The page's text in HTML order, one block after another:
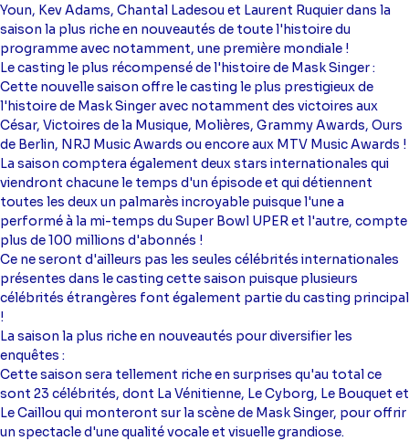
Youn, Kev Adams, Chantal Ladesou et Laurent Ruquier dans la
saison la plus riche en nouveautés de toute l'histoire du
programme avec notamment, une première mondiale !
Le casting le plus récompensé de l'histoire de Mask Singer :
Cette nouvelle saison offre le casting le plus prestigieux de
l'histoire de Mask Singer avec notamment des victoires aux
César, Victoires de la Musique, Molières, Grammy Awards, Ours
de Berlin, NRJ Music Awards ou encore aux MTV Music Awards !
La saison comptera également deux stars internationales qui
viendront chacune le temps d'un épisode et qui détiennent
toutes les deux un palmarès incroyable puisque l'une a
performé à la mi-temps du Super Bowl UPER et l'autre, compte
plus de 100 millions d'abonnés !
Ce ne seront d'ailleurs pas les seules célébrités internationales
présentes dans le casting cette saison puisque plusieurs
célébrités étrangères font également partie du casting principal
!
La saison la plus riche en nouveautés pour diversifier les
enquêtes :
Cette saison sera tellement riche en surprises qu'au total ce
sont 23 célébrités, dont La Vénitienne, Le Cyborg, Le Bouquet et
Le Caillou qui monteront sur la scène de Mask Singer, pour offrir
un spectacle d'une qualité vocale et visuelle grandiose.